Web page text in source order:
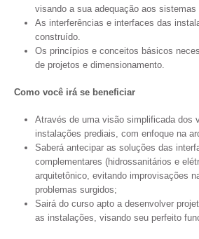
visando a sua adequação aos
As interferências e interfaces das
construído.
Os princípios e conceitos básicos
de projetos e dimensionamento.
Como você irá se beneficiar
Através de uma visão simplificada dos
instalações prediais, com enfoque na
Saberá antecipar as soluções das
complementares (hidrossanitários e
arquitetônico, evitando improvisações
problemas surgidos;
Sairá do curso apto a desenvolver
as instalações, visando seu perfeito